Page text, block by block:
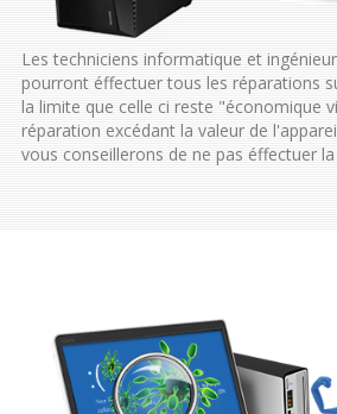
Les techniciens informatique et
pourront éffectuer tous les réparations
la limite que celle ci reste "économique
réparation excédant la valeur de
vous conseillerons de ne pas éffectuer